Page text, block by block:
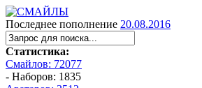
Последнее пополнение 20.08.2016
Статистика:
Смайлов: 72077
- Наборов: 1835